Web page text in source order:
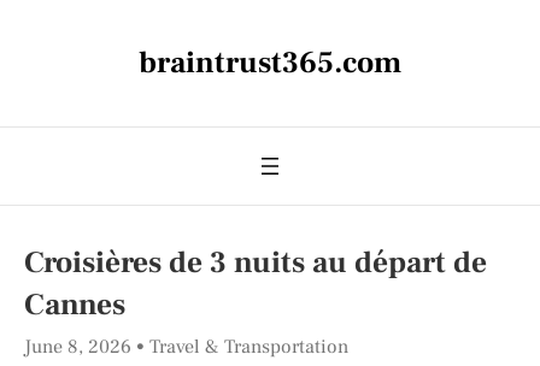
braintrust365.com
Croisières de 3 nuits au départ de
Cannes
June 8, 2026 Travel & Transportation